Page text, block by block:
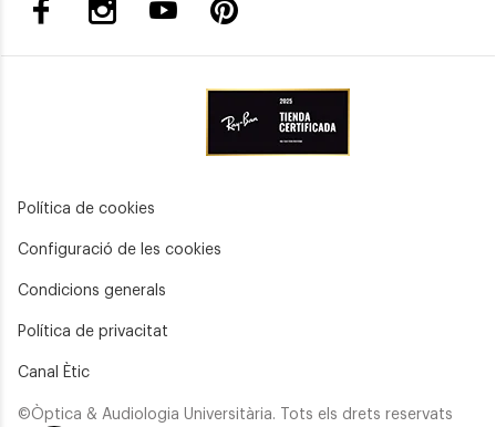
Política de cookies
Configuració de les cookies
Condicions generals
Política de privacitat
Canal Ètic
©Òptica & Audiologia Universitària. Tots els drets reservats